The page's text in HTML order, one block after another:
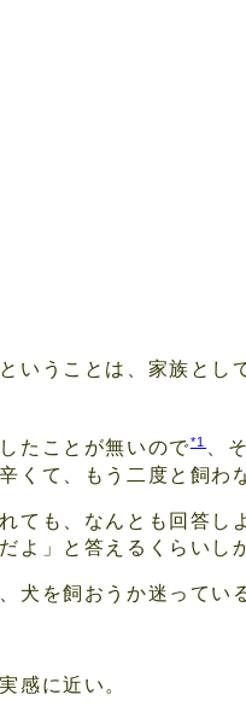
いうことは、家族とし
たことが無いので*1 、
くて、もう二度と飼わ
ても、なんとも回答し
よ」と答えるくらいし
を飼おうか迷ってい
感に近い。